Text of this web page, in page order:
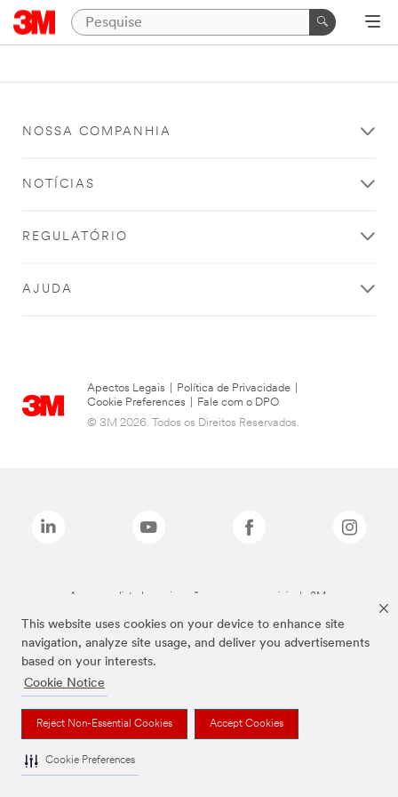
This website uses cookies on your device to enhance site
navigation, analyze site usage, and deliver you advertisements
based on your interests.
Cookie Notice
Reject Non-Essential Cookies Accept Cookies
Cookie Preferences
NOSSA COMPANHIA
NOTÍCIAS
REGULATÓRIO
AJUDA
Apectos Legais Política de Privacidade
Cookie Preferences
Fale com o DPO
© 3M 2026. Todos os Direitos Reservados.
As marcas listadas a cima são marcas comerciais da 3M.